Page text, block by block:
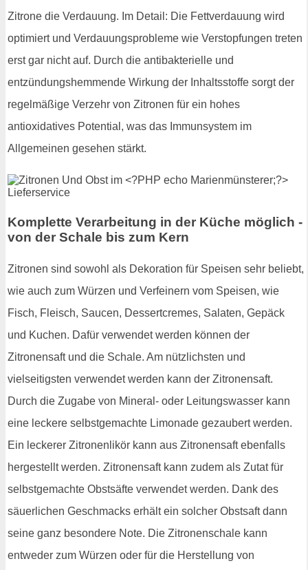
Zitrone die Verdauung. Im Detail: Die Fettverdauung wird
optimiert und Verdauungsprobleme wie Verstopfungen treten
erst gar nicht auf. Durch die antibakterielle und
entzündungshemmende Wirkung der Inhaltsstoffe sorgt der
regelmäßige Verzehr von Zitronen für ein hohes
antioxidatives Potential, was das Immunsystem im
Allgemeinen gesehen stärkt.
Komplette Verarbeitung in der Küche möglich -
von der Schale bis zum Kern
Zitronen sind sowohl als Dekoration für Speisen sehr beliebt,
wie auch zum Würzen und Verfeinern vom Speisen, wie
Fisch, Fleisch, Saucen, Dessertcremes, Salaten, Gepäck
und Kuchen. Dafür verwendet werden können der
Zitronensaft und die Schale. Am nützlichsten und
vielseitigsten verwendet werden kann der Zitronensaft.
Durch die Zugabe von Mineral- oder Leitungswasser kann
eine leckere selbstgemachte Limonade gezaubert werden.
Ein leckerer Zitronenlikör kann aus Zitronensaft ebenfalls
hergestellt werden. Zitronensaft kann zudem als Zutat für
selbstgemachte Obstsäfte verwendet werden. Dank des
säuerlichen Geschmacks erhält ein solcher Obstsaft dann
seine ganz besondere Note. Die Zitronenschale kann
entweder zum Würzen oder für die Herstellung von